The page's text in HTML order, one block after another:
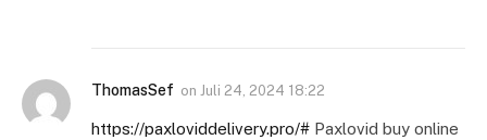
ThomasSef on Juli 24, 2024 18:22
https://paxloviddelivery.pro/# Paxlovid buy online